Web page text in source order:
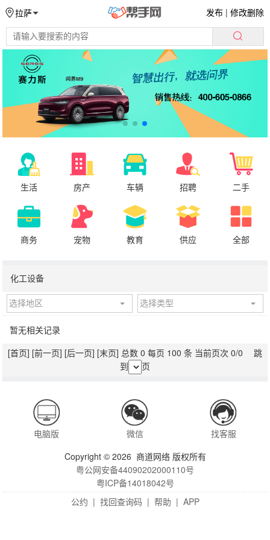
拉萨 发布 |修改删除
生活 房产 车辆 招聘 二手
商务 宠物 教育 供应 全部
化工设备
选择地区 选择类型
暂无相关记录
[首页] [前一页] [后一页] [末页] 总数 0 每页 100 条 当前页次 0/0 跳
到
页
电脑版 微信
找客服
Copyright © 2026 商道网络 版权所有
粤公网安备44090202000110号
粤ICP备14018042号
公约 | 找回查询码 | 帮助 | APP